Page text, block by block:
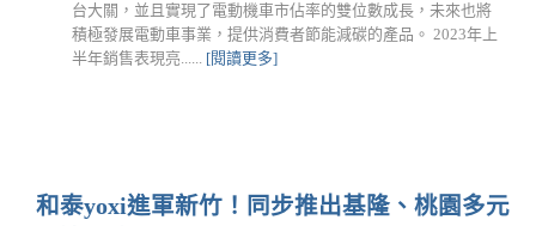
台大關，並且實現了電動機車市佔率的雙位數成長，未來也將
積極發展電動車事業，提供消費者節能減碳的產品。 2023年上
半年銷售表現亮...... [閱讀更多]
和泰yoxi進軍新竹！同步推出基隆、桃園多元